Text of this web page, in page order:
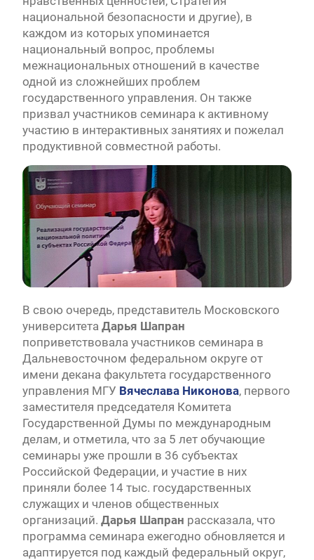
национальной безопасности и другие), в
каждом из которых упоминается
национальный вопрос, проблемы
межнациональных отношений в качестве
одной из сложнейших проблем
государственного управления. Он также
призвал участников семинара к активному
участию в интерактивных занятиях и пожелал
продуктивной совместной работы.
В свою очередь, представитель Московского
университета Дарья Шапран
поприветствовала участников семинара в
Дальневосточном федеральном округе от
имени декана факультета государственного
управления МГУ Вячеслава Никонова, первого
заместителя председателя Комитета
Государственной Думы по международным
делам, и отметила, что за 5 лет обучающие
семинары уже прошли в 36 субъектах
Российской Федерации, и участие в них
приняли более 14 тыс. государственных
служащих и членов общественных
организаций. Дарья Шапран рассказала, что
программа семинара ежегодно обновляется и
адаптируется под каждый федеральный округ,